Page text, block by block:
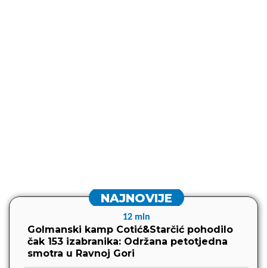
NAJNOVIJE
12 min
Golmanski kamp Cotić&Starčić pohodilo
čak 153 izabranika: Održana petotjedna
smotra u Ravnoj Gori